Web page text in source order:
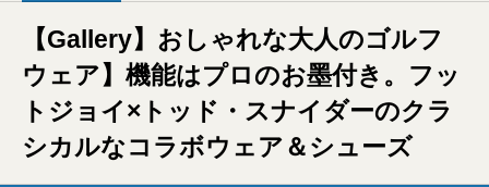
【Gallery】おしゃれな大人のゴルフ
ウェア】機能はプロのお墨付き。フッ
トジョイ×トッド・スナイダーのクラ
シカルなコラボウェア＆シューズ